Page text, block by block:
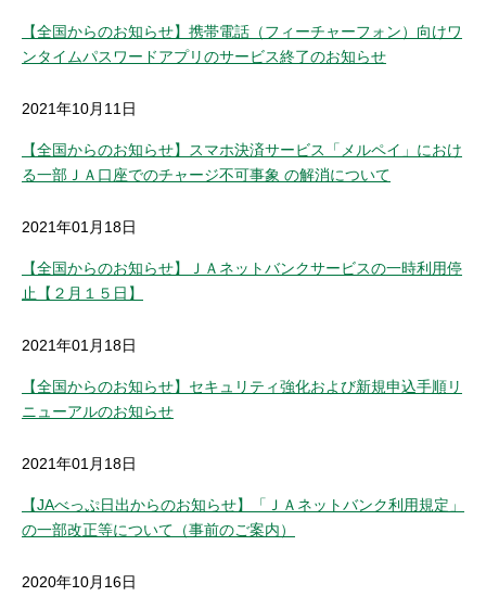
【全国からのお知らせ】携帯電話（フィーチャーフォン）向けワ
ンタイムパスワードアプリのサービス終了のお知らせ
2021年10月11日
【全国からのお知らせ】スマホ決済サービス「メルペイ」におけ
る一部ＪＡ口座でのチャージ不可事象 の解消について
2021年01月18日
【全国からのお知らせ】ＪＡネットバンクサービスの一時利用停
止【２月１５日】
2021年01月18日
【全国からのお知らせ】セキュリティ強化および新規申込手順リ
ニューアルのお知らせ
2021年01月18日
【JAべっぷ日出からのお知らせ】「ＪＡネットバンク利用規定」
の一部改正等について（事前のご案内）
2020年10月16日